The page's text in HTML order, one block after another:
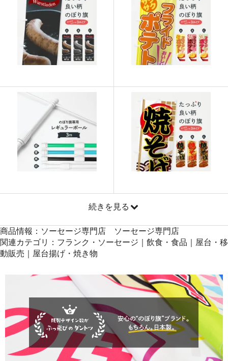
41 880 36080
42 878 36876
43 876 37668
45 874 39330
40158
872 40984
48 871 41808
869 42581
続きを見る
商品情報：ソーセージ専門店 ソーセージ専門店
関連カテゴリ：フランク・ソーセージ｜飲食・食品｜屋台・移
動販売｜屋台揚げ・焼き物